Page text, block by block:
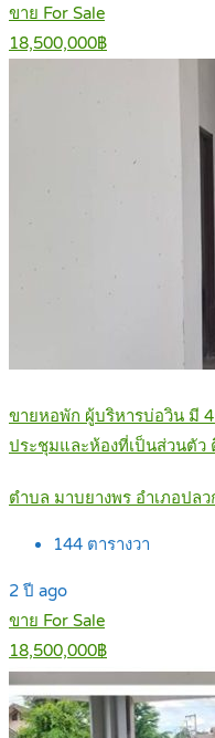
ขาย For Sale
18,500,000฿
ขายหอพัก ผู้บริหารบ่อวิน มี
ประชุมและห้องที่เป็นส่วนตั
ตำบล มาบยางพร อำเภอปล
144 ตารางวา
2 ปี ago
ขาย For Sale
18,500,000฿